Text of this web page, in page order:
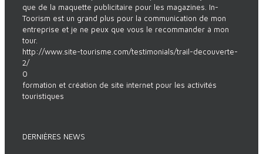
que de la maquette publicitaire pour les magazines. In-
Toorism est un grand plus pour la communication de mon
entreprise et je ne peux que vous le recommander à mon
tour.
http://www.site-tourisme.com/testimonials/trail-decouverte-
2/
0
formation et création de site internet pour les activités
touristiques
DERNIÈRES NEWS